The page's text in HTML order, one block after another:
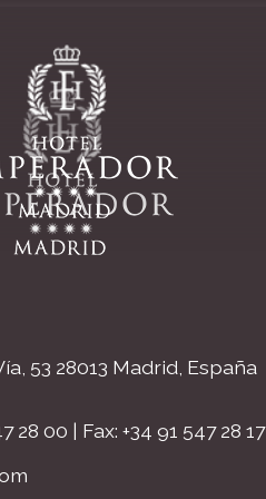
53 28013 Madrid, España
28 00 | Fax: +34 91 547 28 17